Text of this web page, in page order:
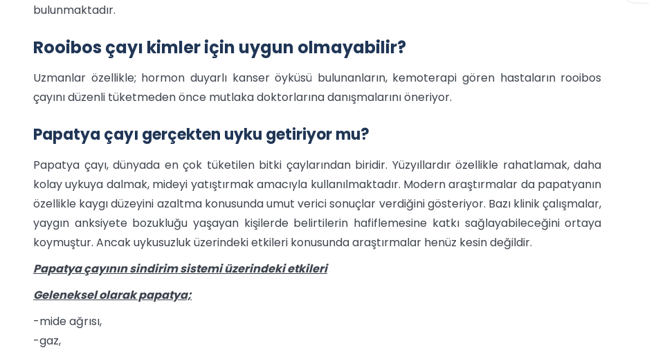
bulunmaktadır.
Rooibos çayı kimler için uygun olmayabilir?
Uzmanlar özellikle; hormon duyarlı kanser öyküsü bulunanların, kemoterapi gören hastaların rooibos
çayını düzenli tüketmeden önce mutlaka doktorlarına danışmalarını öneriyor.
Papatya çayı gerçekten uyku getiriyor mu?
Papatya çayı, dünyada en çok tüketilen bitki çaylarından biridir. Yüzyıllardır özellikle rahatlamak, daha
kolay uykuya dalmak, mideyi yatıştırmak amacıyla kullanılmaktadır. Modern araştırmalar da papatyanın
özellikle kaygı düzeyini azaltma konusunda umut verici sonuçlar verdiğini gösteriyor. Bazı klinik çalışmalar,
yaygın anksiyete bozukluğu yaşayan kişilerde belirtilerin hafiflemesine katkı sağlayabileceğini ortaya
koymuştur. Ancak uykusuzluk üzerindeki etkileri konusunda araştırmalar henüz kesin değildir.
Papatya çayının sindirim sistemi üzerindeki etkileri
Geleneksel olarak papatya;
-mide ağrısı,
-gaz,